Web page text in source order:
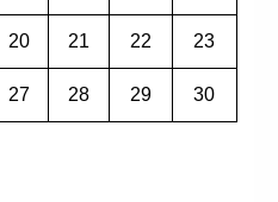
20 21 22 23
27 28 29 30